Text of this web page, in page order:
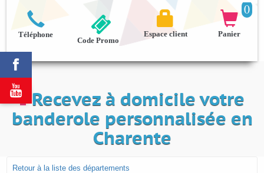



Téléphone
0

Panier

Espace client
Code Promo
Recevez à domicile votre
banderole personnalisée en
Charente
Retour à la liste des départements